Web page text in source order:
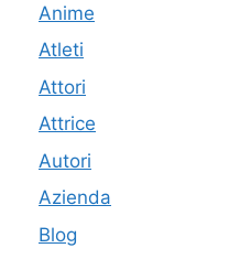
Anime
Atleti
Attori
Attrice
Autori
Azienda
Blog